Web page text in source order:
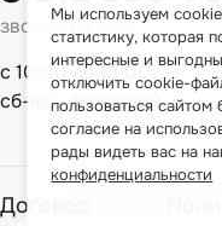
звонок по Спб
с 10:00 до 18:00
сб-вс - выходной
Договор
Мы используем
статистику, которая
интересные и
отключить cookie-
пользоваться сайтом
согласие на
рады видеть вас на
конфиденциальности